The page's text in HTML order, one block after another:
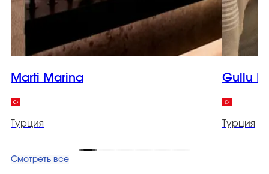
Marti Marina
Турция
Gullu
Турция
Смотреть все